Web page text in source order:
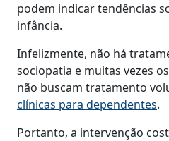
podem indicar tendências
infância.
Infelizmente, não há
sociopatia e muitas vezes
não buscam tratamento
clínicas para dependentes.
Portanto, a intervenção